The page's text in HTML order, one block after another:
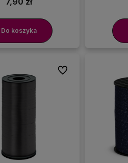
7,90 zł
Do koszyka
Do ulubionych